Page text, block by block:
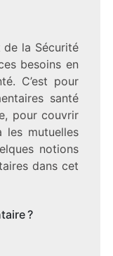
de la Sécurité
besoins en
C’est pour
santé
pour couvrir
les mutuelles
notions
dans cet
?